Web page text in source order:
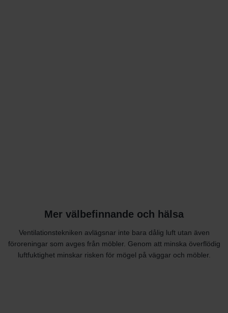
Mer välbefinnande och hälsa
Ventilationstekniken avlägsnar inte bara dålig luft utan även
föroreningar som avges från möbler. Genom att minska överflödig
luftfuktighet minskar risken för mögel på väggar och möbler.